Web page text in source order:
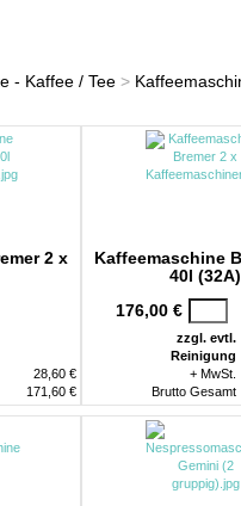
- Kaffee / Tee >
2 x
28,60 €
171,60 €
Kaffeemaschine
40l (32A)
176,00 €
zzgl. evtl.
Reinigung
+ MwSt.
Brutto Gesamt